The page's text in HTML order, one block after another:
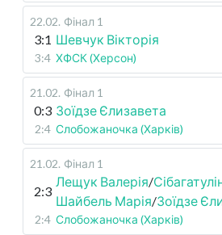
22.02. Фінал 1
3:1 Шевчук Вікторія
3:4 ХФСК (Херсон)
21.02. Фінал 1
0:3 Зоїдзе Єлизавета
2:4 Слобожаночка (Харків)
21.02. Фінал 1
2:3
Лещук Валерія/
Шайбель Марія/Зоїдзе
2:4 Слобожаночка (Харків)